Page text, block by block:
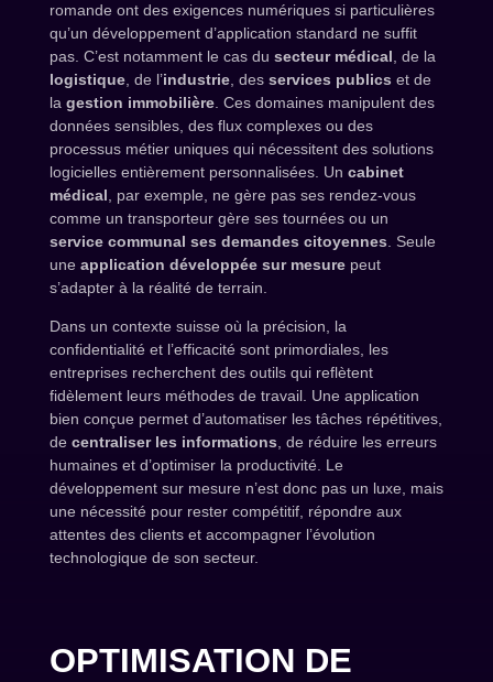
romande ont des exigences numériques si particulières
qu’un développement d’application standard ne suffit
pas. C’est notamment le cas du secteur médical , de la
logistique, de l’industrie, des services publics et de
la gestion immobilière. Ces domaines manipulent des
données sensibles, des flux complexes ou des
processus métier uniques qui nécessitent des solutions
logicielles entièrement personnalisées. Un cabinet
médical , par exemple, ne gère pas ses rendez-vous
comme un transporteur gère ses tournées ou un
service communal ses demandes citoyennes . Seule
une application développée sur mesurepeut
s’adapter à la réalité de terrain.
Dans un contexte suisse où la précision, la
confidentialité et l’efficacité sont primordiales, les
entreprises recherchent des outils qui reflètent
fidèlement leurs méthodes de travail. Une application
bien conçue permet d’automatiser les tâches répétitives,
de centraliser les informations , de réduire les erreurs
humaines et d’optimiser la productivité. Le
développement sur mesure n’est donc pas un luxe, mais
une nécessité pour rester compétitif, répondre aux
attentes des clients et accompagner l’évolution
technologique de son secteur.
OPTIMISATION DE